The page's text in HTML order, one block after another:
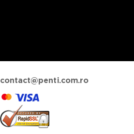
contact@penti.com.ro